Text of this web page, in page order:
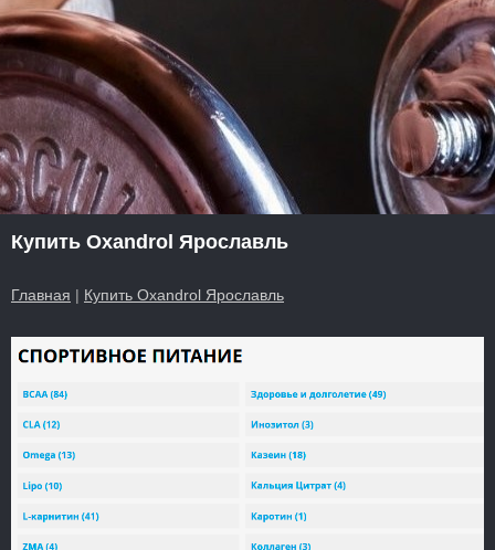
Купить Oxandrol Ярославль
Главная | Купить Oxandrol Ярославль